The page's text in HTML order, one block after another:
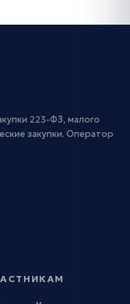
223-ФЗ, малого
закупки. Оператор